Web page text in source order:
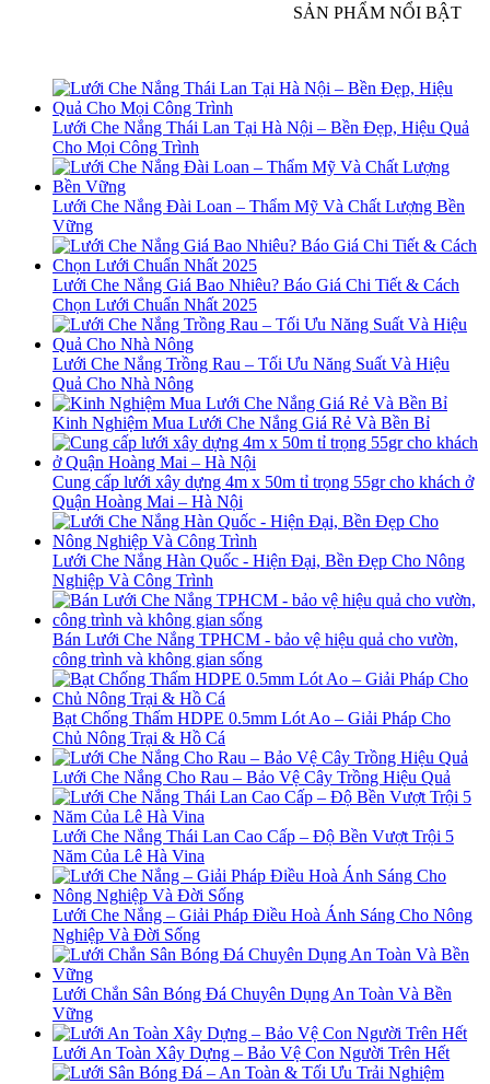
SẢN PHẨM NỔI BẬT
Lưới Che Nắng Thái Lan Tại Hà Nội – Bền Đẹp, Hiệu Quả
Cho Mọi Công Trình
Lưới Che Nắng Đài Loan – Thẩm Mỹ Và Chất Lượng Bền
Vững
Lưới Che Nắng Giá Bao Nhiêu? Báo Giá Chi Tiết & Cách
Chọn Lưới Chuẩn Nhất 2025
Lưới Che Nắng Trồng Rau – Tối Ưu Năng Suất Và Hiệu
Quả Cho Nhà Nông
Kinh Nghiệm Mua Lưới Che Nắng Giá Rẻ Và Bền Bỉ
Cung cấp lưới xây dựng 4m x 50m tỉ trọng 55gr cho khách ở
Quận Hoàng Mai – Hà Nội
Lưới Che Nắng Hàn Quốc - Hiện Đại, Bền Đẹp Cho Nông
Nghiệp Và Công Trình
Bán Lưới Che Nắng TPHCM - bảo vệ hiệu quả cho vườn,
công trình và không gian sống
Bạt Chống Thấm HDPE 0.5mm Lót Ao – Giải Pháp Cho
Chủ Nông Trại & Hồ Cá
Lưới Che Nắng Cho Rau – Bảo Vệ Cây Trồng Hiệu Quả
Lưới Che Nắng Thái Lan Cao Cấp – Độ Bền Vượt Trội 5
Năm Của Lê Hà Vina
Lưới Che Nắng – Giải Pháp Điều Hoà Ánh Sáng Cho Nông
Nghiệp Và Đời Sống
Lưới Chắn Sân Bóng Đá Chuyên Dụng An Toàn Và Bền
Vững
Lưới An Toàn Xây Dựng – Bảo Vệ Con Người Trên Hết